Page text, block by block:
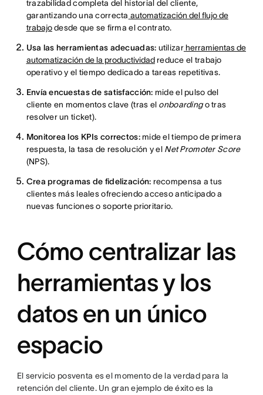
trazabilidad completa del historial del cliente,
garantizando una correcta automatización del flujo de
trabajodesde que se firma el contrato.
Usa las herramientas adecuadas: utilizarherramientas de
automatización de la productividadreduce el trabajo
operativo y el tiempo dedicado a tareas repetitivas.
Envía encuestas de satisfacción: mide el pulso del
cliente en momentos clave (tras el onboardingo tras
resolver un ticket).
Monitorea los KPIs correctos:mide el tiempo de primera
respuesta, la tasa de resolución y el Net Promoter Score
(NPS).
Crea programas de fidelización: recompensa a tus
clientes más leales ofreciendo acceso anticipado a
nuevas funciones o soporte prioritario.
Cómo centralizar las
herramientas y los
datos en un único
espacio
El servicio posventa es el momento de la verdad para la
retención del cliente. Un gran ejemplo de éxito es la